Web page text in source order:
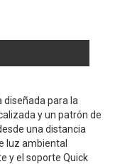
diseñada para la
y un patrón de
una distancia
luz ambiental
y el soporte Quick